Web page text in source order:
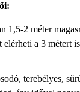
1,5-2 méter
a 3 métert
terebélyes,